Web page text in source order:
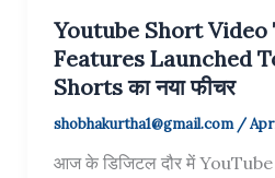
Youtube Short
Features Launched
Shorts का नया फीचर
shobhakurtha1@gmail.com /
आज के डिजिटल दौर में